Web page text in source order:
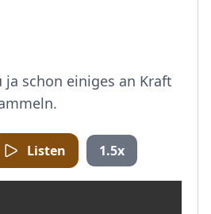
ja schon einiges an Kraft
Listen 1.5x